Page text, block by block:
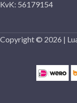
KvK: 56179154
Copyright © 2026 |